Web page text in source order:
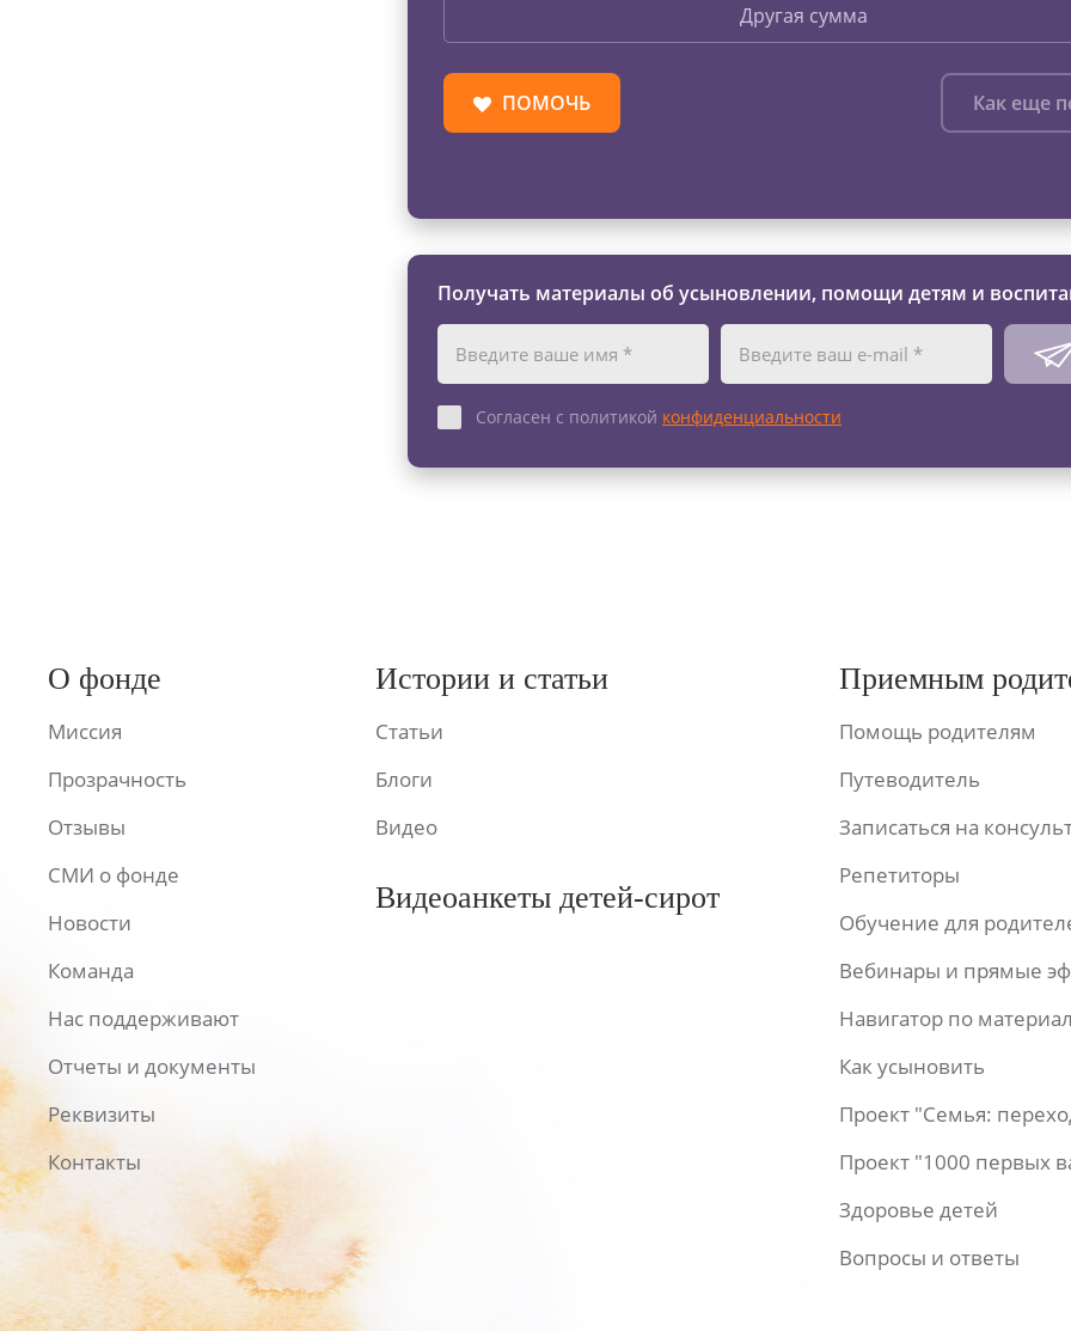
Другая сумма
ПОМОЧЬ Как еще
Получать материалы об усыновлении, помощи детям и
Согласен с политикой конфиденциальности
О фонде
Миссия
Прозрачность
Отзывы
СМИ о фонде
Новости
Команда
Нас поддерживают
Отчеты и документы
Реквизиты
Контакты
Истории и статьи
Статьи
Блоги
Видео
Видеоанкеты детей-сирот
Приемным
Помощь родителям
Путеводитель
Записаться на
Репетиторы
Обучение для
Вебинары и прямые
Навигатор по
Как усыновить
Проект "Семья:
Проект "1000 первых
Здоровье детей
Вопросы и ответы